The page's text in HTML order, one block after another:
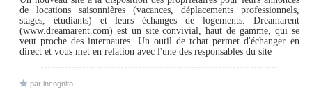
de locations saisonnières (vacances, déplacements professionnels,
stages, étudiants) et leurs échanges de logements. Dreamarent
(www.dreamarent.com) est un site convivial, haut de gamme, qui se
veut proche des internautes. Un outil de tchat permet d'échanger en
direct et vous met en relation avec l'une des responsables du site
par incognito